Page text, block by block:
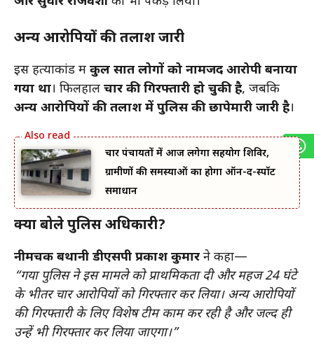
अन्य आरोपियों की तलाश जारी
इस हत्याकांड में कुल सात लोगों को नामजद आरोपी बनाया
गया था। फिलहाल चार की गिरफ्तारी हो चुकी है, जबकि
अन्य आरोपियों की तलाश में पुलिस की छापेमारी जारी है।
चार पंचायतों में आज लगेगा सहयोग शिविर,
ग्रामीणों की समस्याओं का होगा ऑन-द-स्पॉट
समाधान
क्या बोले पुलिस अधिकारी?
नीमचक बथानी डीएसपी प्रकाश कुमार ने कहा—
“गया पुलिस ने इस मामले को प्राथमिकता दी और महज 24 घंटे
के भीतर चार आरोपियों को गिरफ्तार कर लिया। अन्य आरोपियों
की गिरफ्तारी के लिए विशेष टीम काम कर रही है और जल्द ही
उन्हें भी गिरफ्तार कर लिया जाएगा।”